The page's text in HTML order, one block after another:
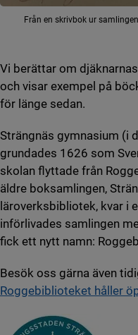
Från en skrivbok ur
Vi berättar om
och visar exempel på
för länge sedan.
Strängnäs gymnasium (i
grundades 1626 som
skolan flyttade från
äldre boksamlingen,
läroverksbibliotek, kvar i
införlivades samlingen
fick ett nytt namn:
Besök oss gärna även
Roggebiblioteket håller